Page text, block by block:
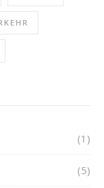
(1)
(5)